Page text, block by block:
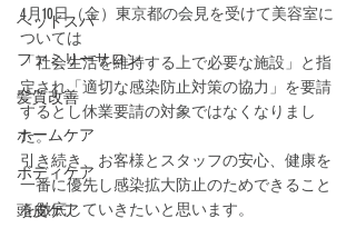
ヘッドスパ
ファミリーサロン
髪質改善
ホームケア
ボディケア
頭皮ケア
4月10日（金）東京都の会見を受けて美容室に
ついては
「社会生活を維持する上で必要な施設」と指
定され「適切な感染防止対策の協力」を要請
するとし﻿休業要請の対象ではなくなりまし
た﻿。
引き続き、お客様とスタッフの安心、健康を
一番に優先し感染拡大防止のためできること
を徹底していきたいと思います。